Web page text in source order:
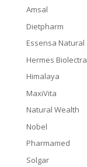
Amsal
Dietpharm
Essensa Natural
Hermes Biolectra
Himalaya
MaxiVita
Natural Wealth
Nobel
Pharmamed
Solgar